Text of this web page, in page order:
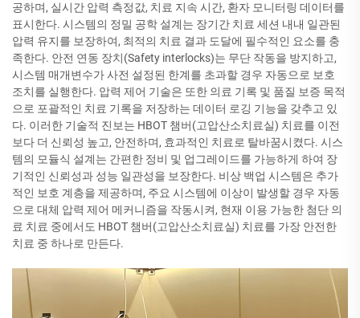
공하며, 실시간 압력 측정값, 치료 지속 시간, 환자 모니터링 데이터를
표시한다. 시스템의 정밀 공학 설계는 장기간 치료 세션 내내 일관된
압력 유지를 보장하여, 최적의 치료 결과 도달에 필수적인 요소를 충
족한다. 안전 연동 장치(Safety interlocks)는 무단 작동을 방지하고,
시스템 매개변수가 사전 설정된 한계를 초과할 경우 자동으로 보호
조치를 실행한다. 압력 제어 기술은 또한 의료 기록 및 품질 보증 목적
으로 포괄적인 치료 기록을 저장하는 데이터 로깅 기능을 갖추고 있
다. 이러한 기술적 진보는 HBOT 챔버(고압산소치료실) 치료를 이전
보다 더 신뢰성 높고, 안전하며, 효과적인 치료로 탈바꿈시켰다. 시스
템의 모듈식 설계는 간편한 정비 및 업그레이드를 가능하게 하여 장
기적인 신뢰성과 성능 일관성을 보장한다. 비상 백업 시스템은 추가
적인 보호 계층을 제공하며, 주요 시스템에 이상이 발생할 경우 자동
으로 대체 압력 제어 메커니즘을 작동시켜, 현재 이용 가능한 첨단 의
료 치료 중에서도 HBOT 챔버(고압산소치료실) 치료를 가장 안전한
치료 중 하나로 만든다.